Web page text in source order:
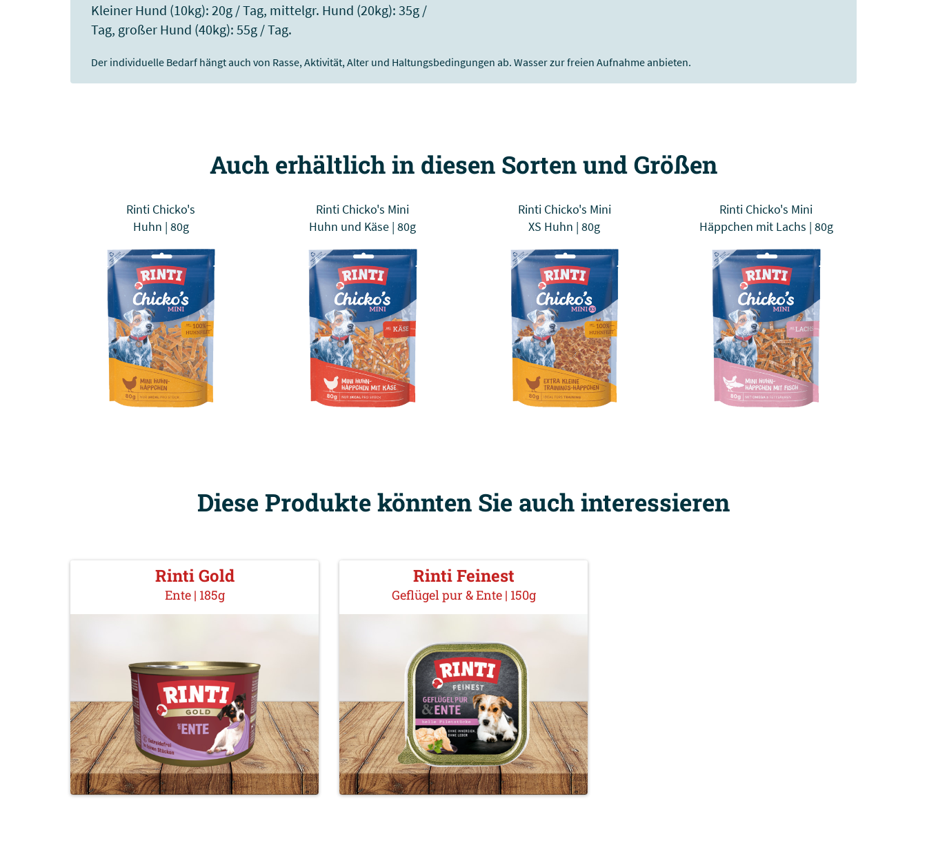
Kleiner Hund (10kg): 20g / Tag, mittelgr. Hund (20kg): 35g /
Tag, großer Hund (40kg): 55g / Tag.
Der individuelle Bedarf hängt auch von Rasse, Aktivität, Alter und Haltungsbedingungen ab. Wasser zur freien Aufnahme anbieten.
Auch erhältlich in diesen Sorten und Größen
Rinti Chicko's
Huhn | 80g
Rinti Chicko's Mini
Huhn und Käse | 80g
Rinti Chicko's Mini
XS Huhn | 80g
Rinti Chicko's Mini
Häppchen mit Lachs | 80g
Diese Produkte könnten Sie auch interessieren
Rinti Gold
Ente | 185g
Rinti Feinest
Geflügel pur & Ente | 150g